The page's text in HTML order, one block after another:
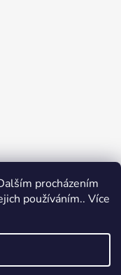
procházením
používáním.. Více